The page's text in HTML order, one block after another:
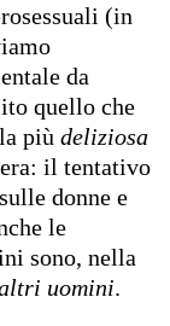
(in
da
quello che
più deliziosa
il tentativo
donne e
le
sono, nella
uomini.